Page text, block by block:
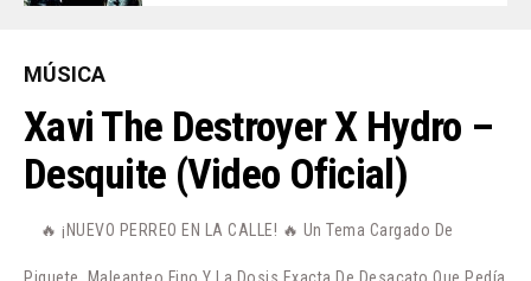
MÚSICA
Xavi The Destroyer X Hydro –
Desquite (Video Oficial)
🔥 ¡NUEVO PERREO EN LA CALLE! 🔥 Un Tema Cargado De